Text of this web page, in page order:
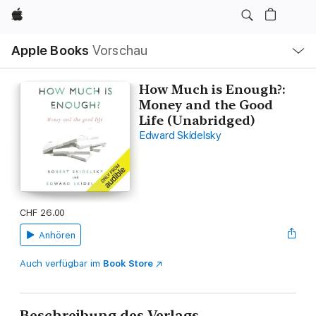
Apple
Apple Books Vorschau
Navigation
Menü
öffnen
How Much is Enough?:
Money and the Good
Life (Unabridged)
Edward Skidelsky
CHF 26.00
Anhören
Auch verfügbar im Book Store